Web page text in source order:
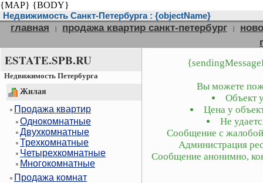
{MAP} {BODY}
Недвижимость Санкт-Петербурга : {objectName}
главная | продажа квартир санкт-петербург |
ESTATE.SPB.RU
Недвижимость Петербурга
Жилая
Продажа квартир
Однокомнатные
Двухкомнатные
Трехкомнатные
Четырехкомнатные
Многокомнатные
Продажа комнат
Вы можете
Объект
Цена у
Не
Сообщение с жалобой
Администрация
Сообщение анонимно,